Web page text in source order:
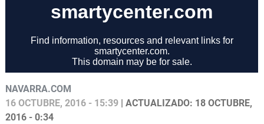
NAVARRA.COM
16 OCTUBRE, 2016 - 15:39 | ACTUALIZADO: 18 OCTUBRE,
2016 - 0:34